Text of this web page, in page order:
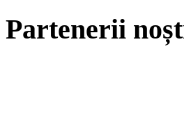
Partenerii